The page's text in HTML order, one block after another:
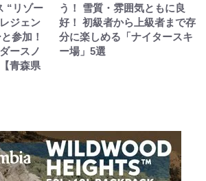
“リゾー
ジェン
参加！
ースノ
青森県
う！ 雪質・雰囲気ともに良
好！ 初級者から上級者まで存
分に楽しめる「ナイタースキ
ー場」5選